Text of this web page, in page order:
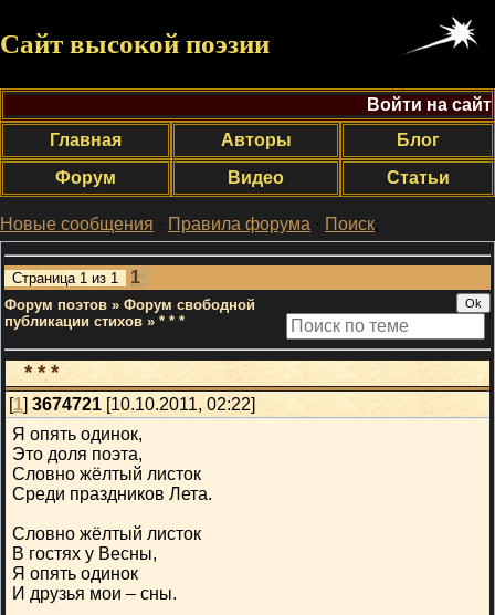
Сайт высокой поэзии
Войти на сайт
Главная
Авторы
Блог
Форум
Видео Статьи
Новые сообщения · Правила форума · Поиск;
Страница 1 из 1 1
Форум поэтов » Форум свободной
публикации стихов » * * *
* * *
[1] 3674721 [10.10.2011, 02:22]
Я опять одинок,
Это доля поэта,
Словно жёлтый листок
Среди праздников Лета.
Словно жёлтый листок
В гостях у Весны,
Я опять одинок
И друзья мои – сны.